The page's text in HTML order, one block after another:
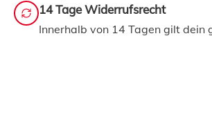
14 Tage Widerrufsrecht
Innerhalb von 14 Tagen gilt dein